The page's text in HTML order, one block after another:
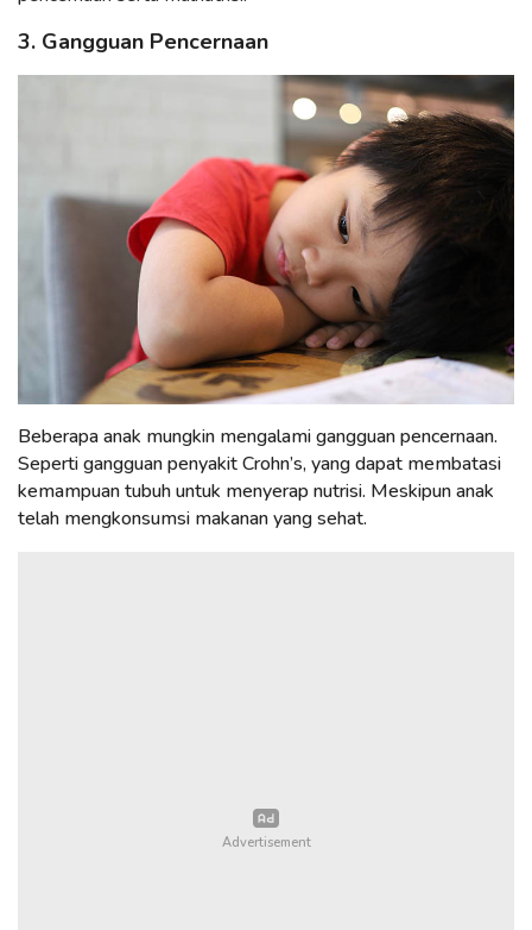
3. Gangguan Pencernaan
Beberapa anak mungkin mengalami gangguan pencernaan.
Seperti gangguan penyakit Crohn’s, yang dapat membatasi
kemampuan tubuh untuk menyerap nutrisi. Meskipun anak
telah mengkonsumsi makanan yang sehat.